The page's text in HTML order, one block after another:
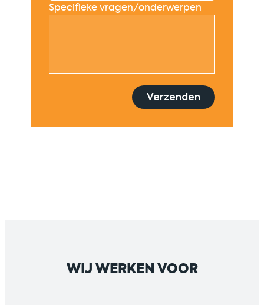
Specifieke vragen/onderwerpen
WIJ WERKEN VOOR